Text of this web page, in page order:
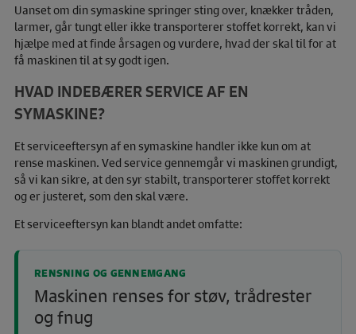
Uanset om din symaskine springer sting over, knækker tråden,
larmer, går tungt eller ikke transporterer stoffet korrekt, kan vi
hjælpe med at finde årsagen og vurdere, hvad der skal til for at
få maskinen til at sy godt igen.
HVAD INDEBÆRER SERVICE AF EN
SYMASKINE?
Et serviceeftersyn af en symaskine handler ikke kun om at
rense maskinen. Ved service gennemgår vi maskinen grundigt,
så vi kan sikre, at den syr stabilt, transporterer stoffet korrekt
og er justeret, som den skal være.
Et serviceeftersyn kan blandt andet omfatte:
RENSNING OG GENNEMGANG
Maskinen renses for støv, trådrester
og fnug